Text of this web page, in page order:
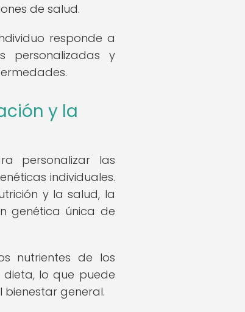
de salud.
responde a
personalizadas y
y la
personalizar las
individuales.
y la salud, la
genética única de
nutrientes de los
lo que puede
general.